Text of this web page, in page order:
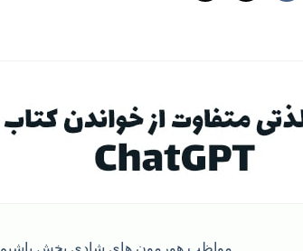
مواظب هورمون های شادی بخش باشیم